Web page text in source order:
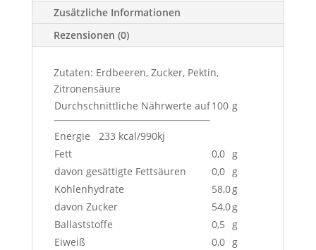
Zusätzliche Informationen
Rezensionen (0)
Zutaten: Erdbeeren, Zucker, Pektin,
Zitronensäure
Durchschnittliche Nährwerte auf100 g
Energie 233 kcal/990kj
Fett
0,0 g
davon gesättigte Fettsäuren
0,0 g
Kohlenhydrate
58,0g
davon Zucker
54,0g
Ballaststoffe
0,5 g
Eiweiß
0,0 g